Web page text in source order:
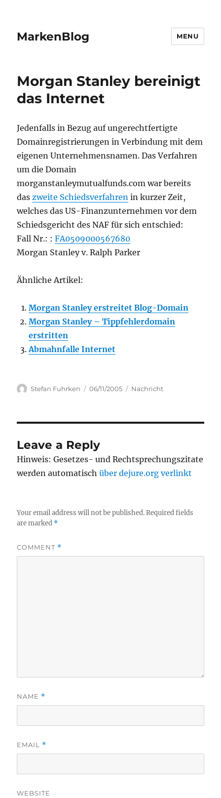
MarkenBlog MENU
Morgan Stanley bereinigt
das Internet
Jedenfalls in Bezug auf ungerechtfertigte
Domainregistrierungen in Verbindung mit dem
eigenen Unternehmensnamen. Das Verfahren
um die Domain
morganstanleymutualfunds.com war bereits
daszweite Schiedsverfahren in kurzer Zeit,
welches das US-Finanzunternehmen vor dem
Schiedsgericht des NAF für sich entschied:
Fall Nr.: :FA0509000567680
Morgan Stanley v. Ralph Parker
Ähnliche Artikel:
Morgan Stanley erstreitet Blog-Domain
Morgan Stanley – Tippfehlerdomain
erstritten
Abmahnfalle Internet
Author
Stefan Fuhrken
Posted
06/11/2005 Categories
Nachricht
Leave a Reply
Hinweis: Gesetzes- und Rechtsprechungszitate
werden automatischüber dejure.org verlinkt
Your email address will not be published. Required fields
are marked *
COMMENT *
NAME *
EMAIL *
WEBSITE